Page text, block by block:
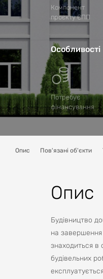
Компонент
проєкту ЄПП
Особливості
Потребує
фінансування
Опис Пов'язані об'єкти
Опис
Будівництво
на завершення
знаходиться в
будівельних